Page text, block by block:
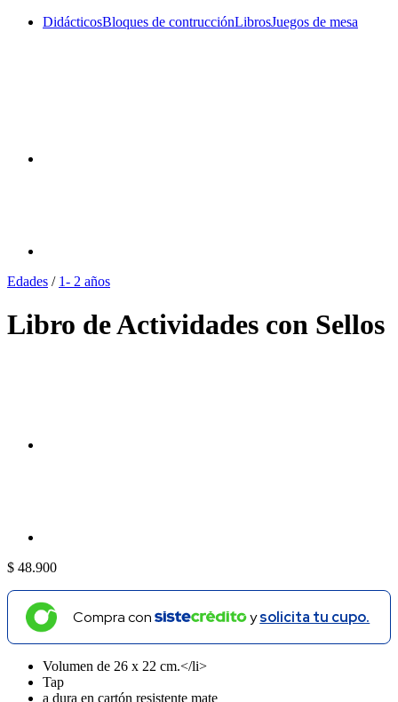
DidácticosBloques de contrucciónLibrosJuegos de mesa
Edades / 1- 2 años
Libro de Actividades con Sellos
$ 48.900
Compra con ysolicita tu cupo.
Volumen de 26 x 22 cm.</li>
Tap
a dura en cartón resistente mate